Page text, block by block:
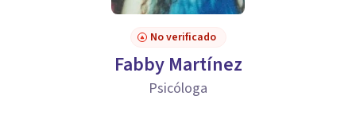
No verificado
Fabby Martínez
Psicóloga